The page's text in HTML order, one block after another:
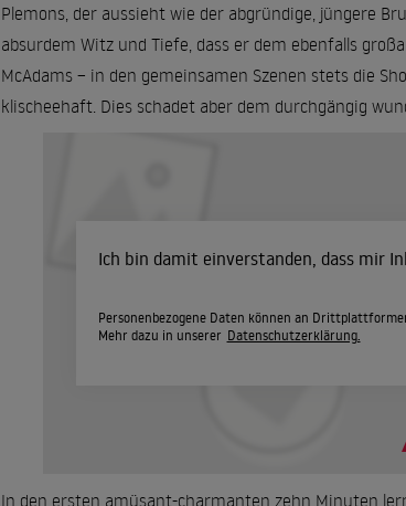
Plemons, der aussieht wie der abgründige, jüngere
absurdem Witz und Tiefe, dass er dem ebenfalls
McAdams – in den gemeinsamen Szenen stets die
klischeehaft. Dies schadet aber dem durchgängig
Ich bin damit einverstanden, dass mir
Personenbezogene Daten können an
Mehr dazu in unserer Datenschutzerklärung.
In den ersten amüsant-charmanten zehn Minuten